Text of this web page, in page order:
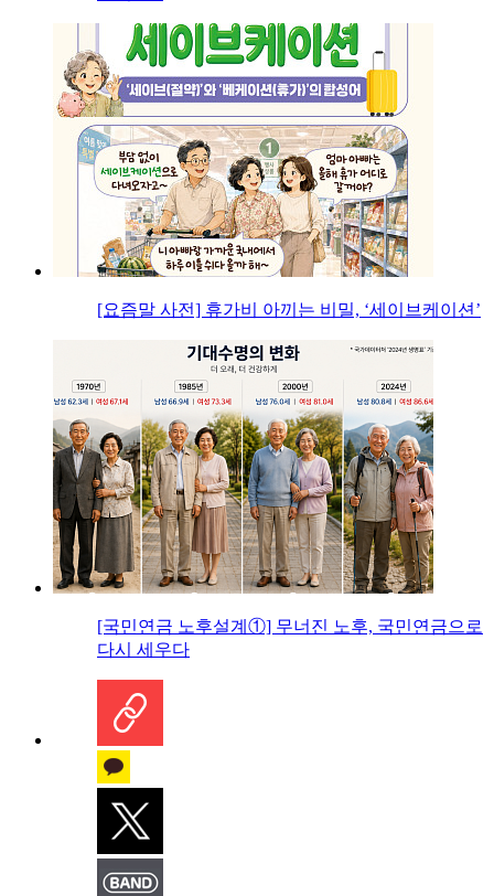
[요즘말 사전] 휴가비 아끼는 비밀, ‘세이브케이션’
[국민연금 노후설계①] 무너진 노후, 국민연금으로
다시 세우다